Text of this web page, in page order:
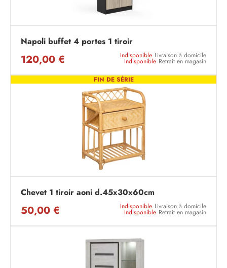
Napoli buffet 4 portes 1 tiroir
120,00 € Indisponible Livraison à domicile
Indisponible Retrait en magasin
FIN DE SÉRIE
Chevet 1 tiroir aoni d.45x30x60cm
50,00 € Indisponible Livraison à domicile
Indisponible Retrait en magasin